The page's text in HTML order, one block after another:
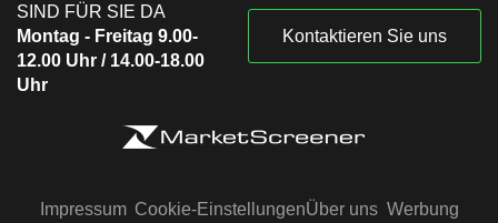
SIND FÜR SIE DA
Montag - Freitag 9.00-
12.00 Uhr / 14.00-18.00
Uhr
Kontaktieren Sie uns
Impressum Cookie-EinstellungenÜber uns Werbung